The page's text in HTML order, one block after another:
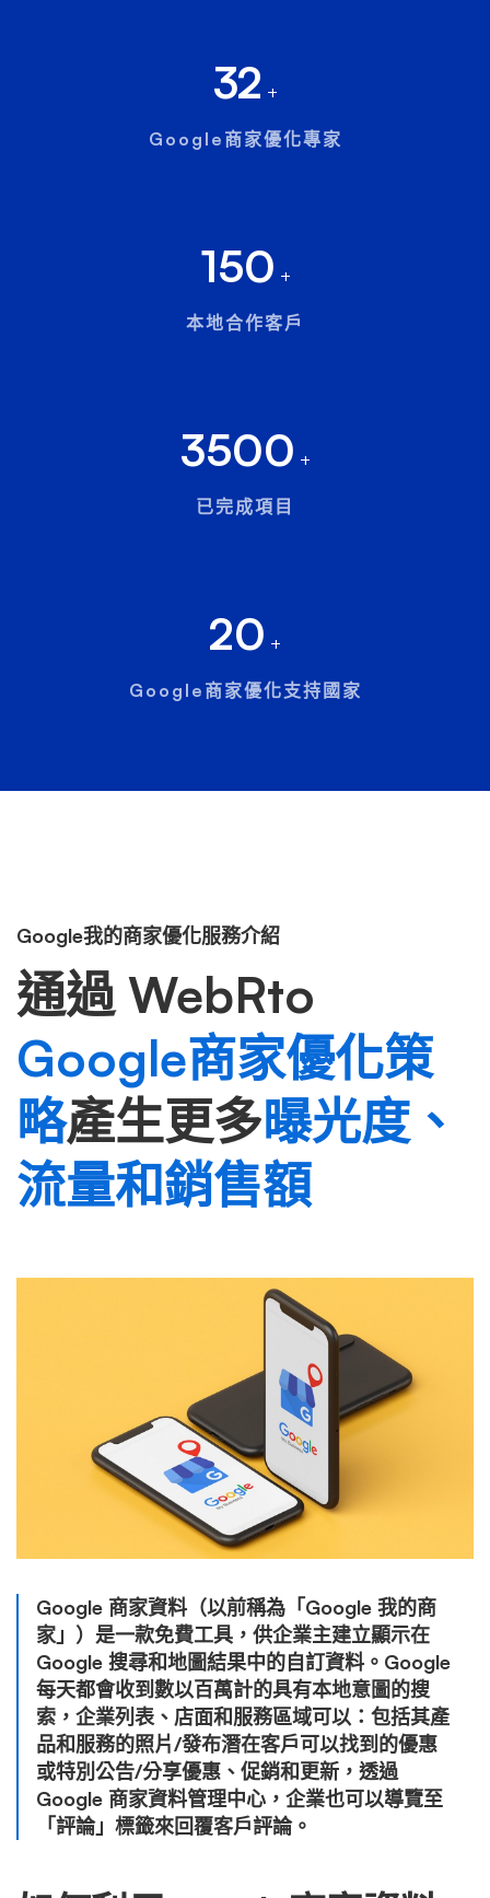
32 +
Google商家優化專家
150 +
本地合作客戶
3500 +
已完成項目
20 +
Google商家優化支持國家
Google我的商家優化服務介紹
通過 WebRto
Google商家優化策
略產生更多曝光度、
流量和銷售額
Google 商家資料（以前稱為「Google 我的商
家」）是一款免費工具，供企業主建立顯示在
Google 搜尋和地圖結果中的自訂資料。Google
每天都會收到數以百萬計的具有本地意圖的搜
索，企業列表、店面和服務區域可以：包括其產
品和服務的照片/發布潛在客戶可以找到的優惠
或特別公告/分享優惠、促銷和更新，透過
Google 商家資料管理中心，企業也可以導覽至
「評論」標籤來回覆客戶評論。